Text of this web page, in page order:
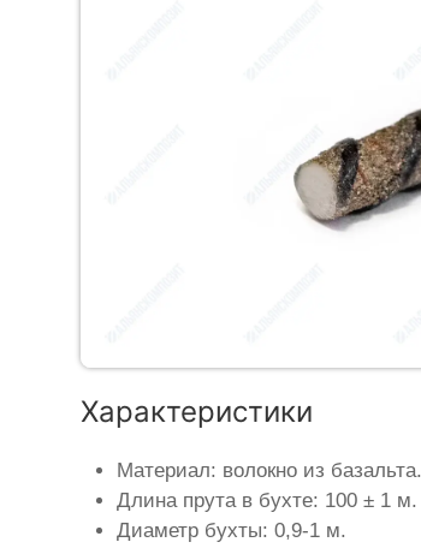
Характеристики
Материал: волокно из базальта.
Длина прута в бухте: 100 ± 1 м.
Диаметр бухты: 0,9-1 м.